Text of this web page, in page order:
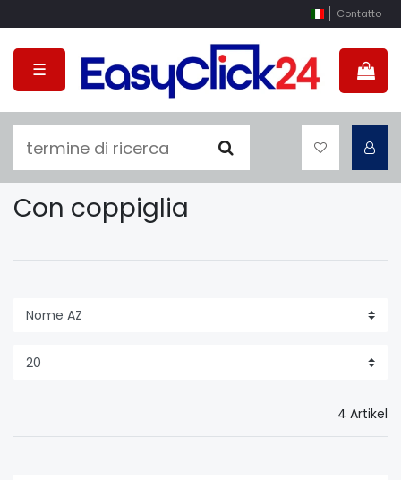
Contatto
☰
Con coppiglia
4 Artikel